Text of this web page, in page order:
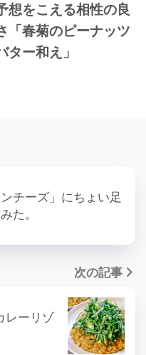
想をこえる相性の良
「春菊のピーナッツ
ター和え」
ンチーズ」にちょい足
た。
次の記事
レーリゾ